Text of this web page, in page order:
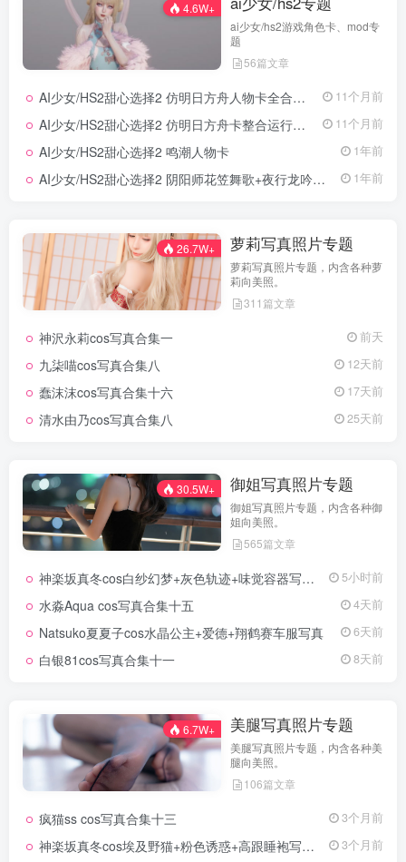
4.6W+
ai少女/hs2游戏角色卡、mod专
题
56篇文章
AI少女/HS2甜心选择2 仿明日方舟人物卡全合集打包 11个月前
AI少女/HS2甜心选择2 仿明日方舟卡整合运行必备包 11个月前
AI少女/HS2甜心选择2 鸣潮人物卡 1年前
AI少女/HS2甜心选择2 阴阳师花笠舞歌+夜行龙吟人物卡 1年前
26.7W+ 萝莉写真照片专题
萝莉写真照片专题，内含各种萝
莉向美照。
311篇文章
神沢永莉cos写真合集一 前天
九柒喵cos写真合集八 12天前
蠢沫沫cos写真合集十六 17天前
清水由乃cos写真合集八 25天前
30.5W+ 御姐写真照片专题
御姐写真照片专题，内含各种御
姐向美照。
565篇文章
神楽坂真冬cos白纱幻梦+灰色轨迹+味觉容器写真+视频 5小时前
水淼Aqua cos写真合集十五 4天前
Natsuko夏夏子cos水晶公主+爱德+翔鹤赛车服写真 6天前
白银81cos写真合集十一 8天前
6.7W+ 美腿写真照片专题
美腿写真照片专题，内含各种美
腿向美照。
106篇文章
疯猫ss cos写真合集十三 3个月前
神楽坂真冬cos埃及野猫+粉色诱惑+高跟睡袍写真+视频 3个月前